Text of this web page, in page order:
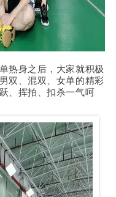
热身之后，大家就积极
双、混双、女单的精彩
、挥拍、扣杀一气呵